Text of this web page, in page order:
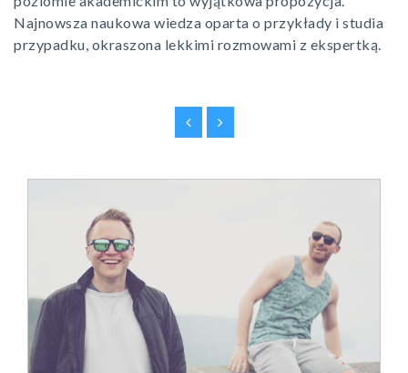
Najnowsza naukowa wiedza oparta o przykłady i studia
przypadku, okraszona lekkimi rozmowami z ekspertką.